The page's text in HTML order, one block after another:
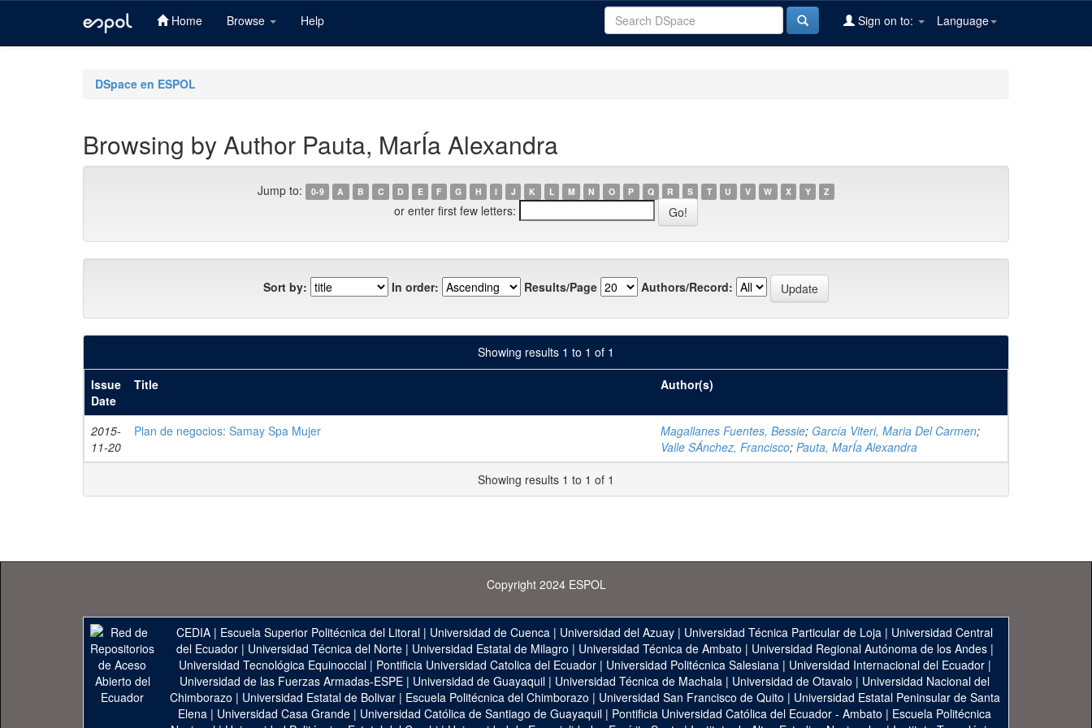
Home Browse Help Language
Sign on to:
DSpace en ESPOL
Browsing by Author Pauta, MarÍa Alexandra
Jump to: 0-9 A B C D E F G H I J K L M N O P Q R S T U V W X Y Z
or enter first few letters:
Sort by: In order: Results/Page Authors/Record:
Showing results 1 to 1 of 1
Issue
Date
Title Author(s)
2015-
11-20
Plan de negocios: Samay Spa Mujer Magallanes Fuentes, Bessie; García Viteri, Maria Del Carmen;
Valle SÁnchez, Francisco; Pauta, MarÍa Alexandra
Showing results 1 to 1 of 1
Copyright 2024 ESPOL
CEDIA | Escuela Superior Politécnica del Litoral | Universidad de Cuenca | Universidad del Azuay | Universidad Técnica Particular de Loja | Universidad Central
del Ecuador| Universidad Técnica del Norte| Universidad Estatal de Milagro | Universidad Técnica de Ambato | Universidad Regional Autónoma de los Andes|
Universidad Tecnológica Equinoccial| Pontificia Universidad Catolica del Ecuador| Universidad Politécnica Salesiana| Universidad Internacional del Ecuador|
Universidad de las Fuerzas Armadas-ESPE | Universidad de Guayaquil | Universidad Técnica de Machala | Universidad de Otavalo | Universidad Nacional del
Chimborazo | Universidad Estatal de Bolivar| Escuela Politécnica del Chimborazo | Universidad San Francisco de Quito | Universidad Estatal Peninsular de Santa
Elena | Universidad Casa Grande | Universidad Católica de Santiago de Guayaquil | Pontificia Universidad Católica del Ecuador - Ambato | Escuela Politécnica